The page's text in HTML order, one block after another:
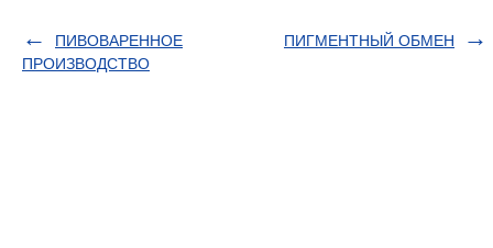
ПИВОВАРЕННОЕ
ПРОИЗВОДСТВО
ПИГМЕНТНЫЙ ОБМЕН